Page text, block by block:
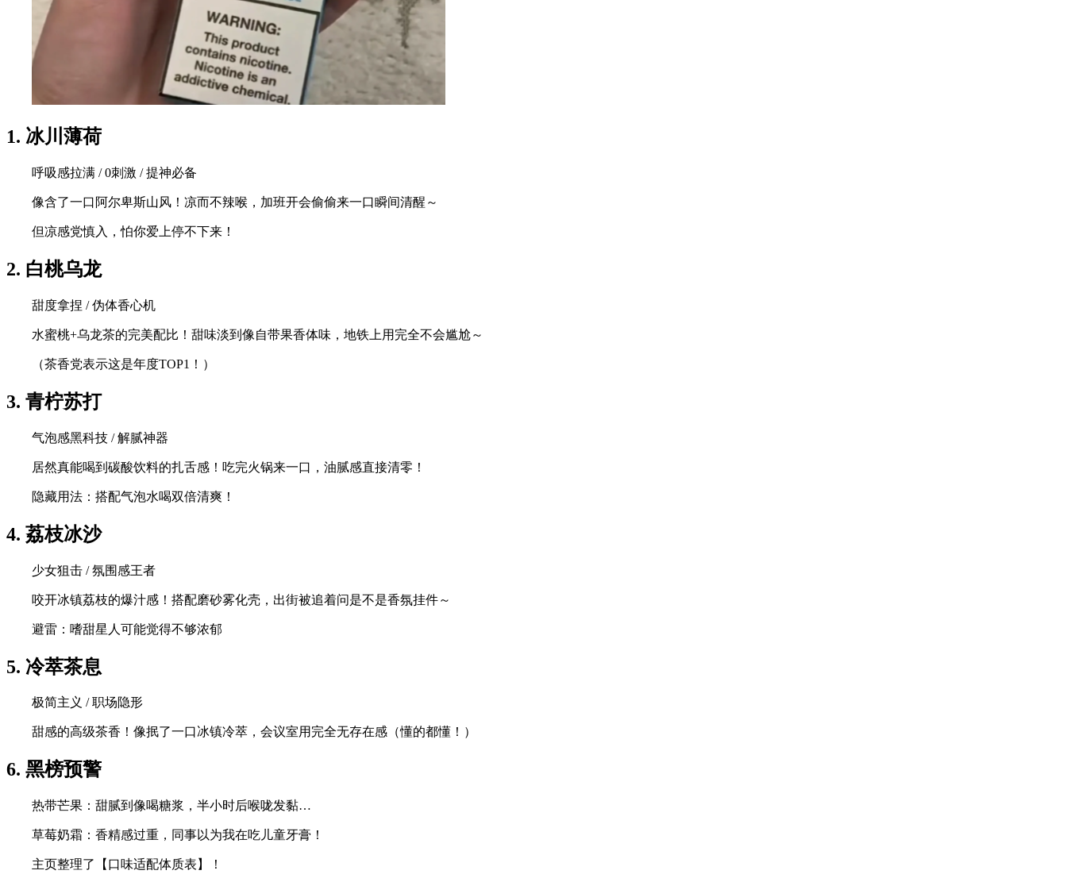
1. 冰川薄荷
呼吸感拉满 / 0刺激 / 提神必备
像含了一口阿尔卑斯山风！凉而不辣喉，加班开会偷偷来一口瞬间清醒～
但凉感党慎入，怕你爱上停不下来！
2. 白桃乌龙
甜度拿捏 / 伪体香心机
水蜜桃+乌龙茶的完美配比！甜味淡到像自带果香体味，地铁上用完全不会尴尬～
（茶香党表示这是年度TOP1！）
3. 青柠苏打
气泡感黑科技 / 解腻神器
居然真能喝到碳酸饮料的扎舌感！吃完火锅来一口，油腻感直接清零！
隐藏用法：搭配气泡水喝双倍清爽！
4. 荔枝冰沙
少女狙击 / 氛围感王者
咬开冰镇荔枝的爆汁感！搭配磨砂雾化壳，出街被追着问是不是香氛挂件～
避雷：嗜甜星人可能觉得不够浓郁
5. 冷萃茶息
极简主义 / 职场隐形
甜感的高级茶香！像抿了一口冰镇冷萃，会议室用完全无存在感（懂的都懂！）
6. 黑榜预警
热带芒果：甜腻到像喝糖浆，半小时后喉咙发黏…
草莓奶霜：香精感过重，同事以为我在吃儿童牙膏！
主页整理了【口味适配体质表】！